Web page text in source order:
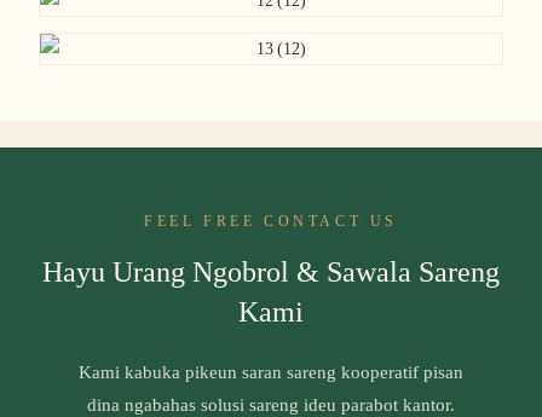
FEEL FREE CONTACT US
Hayu Urang Ngobrol & Sawala Sareng
Kami
Kami kabuka pikeun saran sareng kooperatif pisan
dina ngabahas solusi sareng ideu parabot kantor.